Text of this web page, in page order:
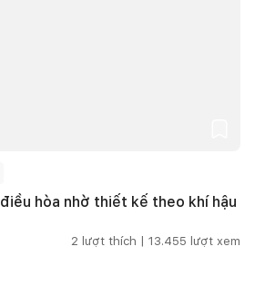
hòa nhờ thiết kế theo khí hậu
2 lượt thích | 13.455 lượt xem